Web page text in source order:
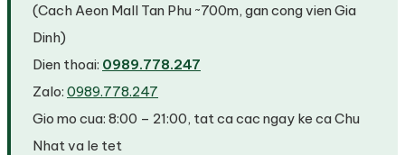
(Cach Aeon Mall Tan Phu ~700m, gan cong vien Gia
Dinh)
Dien thoai: 0989.778.247
Zalo: 0989.778.247
Gio mo cua: 8:00 – 21:00, tat ca cac ngay ke ca Chu
Nhat va le tet